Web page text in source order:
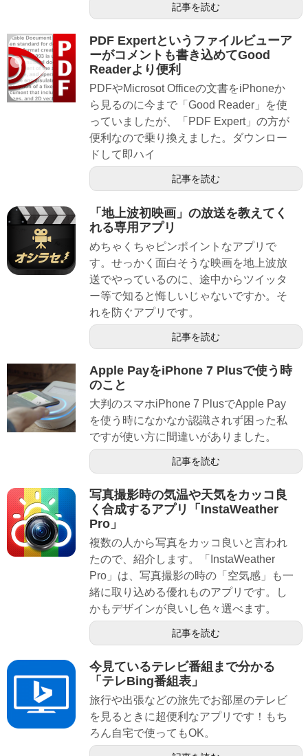
記事を読む
PDF Expertというファイルビューア
ーがコメントも書き込めてGood
Readerより便利
PDFやMicrosot Officeの文書をiPhoneか
ら見るのに今まで「Good Reader」を使
っていましたが、「PDF Expert」の方が
便利なので乗り換えました。ダウンロー
ドして即ハイ
記事を読む
「地上波初映画」の放送を教えてく
れる専用アプリ
めちゃくちゃピンポイントなアプリで
す。せっかく面白そうな映画を地上波放
送でやっているのに、途中からツイッタ
ー等で知ると悔しいじゃないですか。そ
れを防ぐアプリです。
記事を読む
Apple PayをiPhone 7 Plusで使う時
のこと
大判のスマホiPhone 7 PlusでApple Pay
を使う時になかなか認識されず困った私
ですが使い方に間違いがありました。
記事を読む
写真撮影時の気温や天気をカッコ良
く合成するアプリ「InstaWeather
Pro」
複数の人から写真をカッコ良いと言われ
たので、紹介します。「InstaWeather
Pro」は、写真撮影の時の「空気感」も一
緒に取り込める優れものアプリです。し
かもデザインが良いし色々選べます。
記事を読む
今見ているテレビ番組まで分かる
「テレBing番組表」
旅行や出張などの旅先でお部屋のテレビ
を見るときに超便利なアプリです！もち
ろん自宅で使ってもOK。